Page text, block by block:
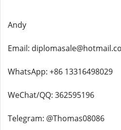
Andy
Email:
WhatsApp: +86 13316498029
WeChat/QQ: 362595196
Telegram: @Thomas08086